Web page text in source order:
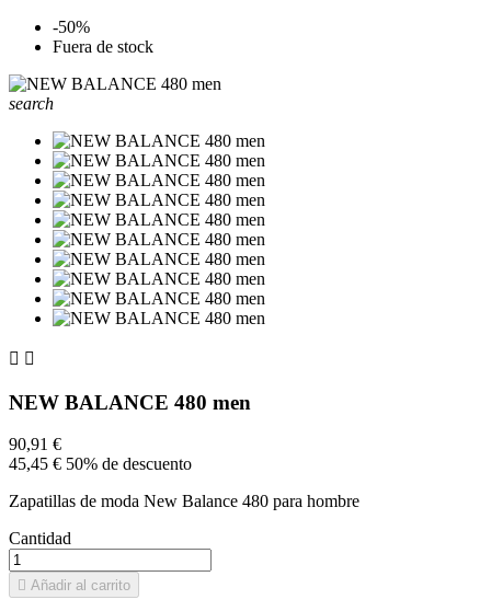
-50%
Fuera de stock
search
 
NEW BALANCE 480 men
90,91 €
45,45 € 50% de descuento
Zapatillas de moda New Balance 480 para hombre
Cantidad
 Añadir al carrito